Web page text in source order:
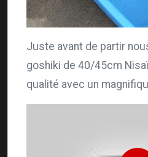
Juste avant de partir
goshiki de 40/45cm
qualité avec un